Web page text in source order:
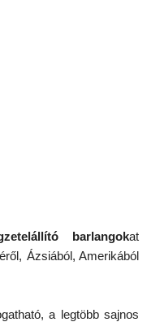
barlangokat
Ázsiából, Amerikából
a legtöbb sajnos